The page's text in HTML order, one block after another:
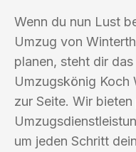
Wenn du nun Lust
Umzug von
planen, steht dir
Umzugskönig Koch
zur Seite. Wir
um jeden Schritt